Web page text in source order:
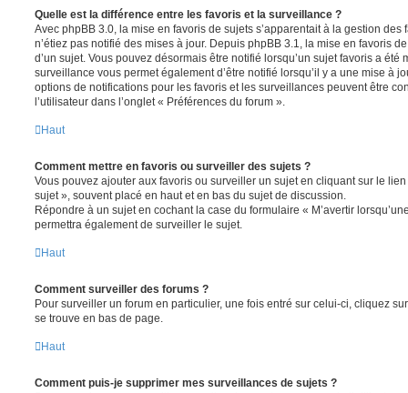
Quelle est la différence entre les favoris et la surveillance ?
Avec phpBB 3.0, la mise en favoris de sujets s’apparentait à la gestion des
n’étiez pas notifié des mises à jour. Depuis phpBB 3.1, la mise en favoris
d’un sujet. Vous pouvez désormais être notifié lorsqu’un sujet favoris a été
surveillance vous permet également d’être notifié lorsqu’il y a une mise à
options de notifications pour les favoris et les surveillances peuvent être
l’utilisateur dans l’onglet « Préférences du forum ».
Haut
Comment mettre en favoris ou surveiller des sujets ?
Vous pouvez ajouter aux favoris ou surveiller un sujet en cliquant sur le
sujet », souvent placé en haut et en bas du sujet de discussion.
Répondre à un sujet en cochant la case du formulaire « M’avertir
permettra également de surveiller le sujet.
Haut
Comment surveiller des forums ?
Pour surveiller un forum en particulier, une fois entré sur celui-ci, cliquez
se trouve en bas de page.
Haut
Comment puis-je supprimer mes surveillances de sujets ?